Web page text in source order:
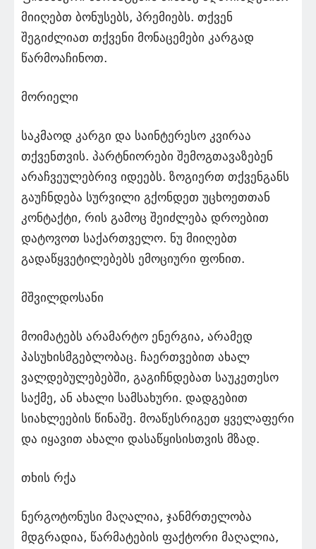
მიიღებთ ბონუსებს, პრემიებს. თქვენ
შეგიძლიათ თქვენი მონაცემები კარგად
წარმოაჩინოთ.
მორიელი
საკმაოდ კარგი და საინტერესო კვირაა
თქვენთვის. პარტნიორები შემოგთავაზებენ
არაჩვეულებრივ იდეებს. ზოგიერთ თქვენგანს
გაუჩნდება სურვილი გქონდეთ უცხოეთთან
კონტაქტი, რის გამოც შეიძლება დროებით
დატოვოთ საქართველო. ნუ მიიღებთ
გადაწყვეტილებებს ემოციური ფონით.
მშვილდოსანი
მოიმატებს არამარტო ენერგია, არამედ
პასუხისმგებლობაც. ჩაერთვებით ახალ
ვალდებულებებში, გაგიჩნდებათ საუკეთესო
საქმე, ან ახალი სამსახური. დადგებით
სიახლეების წინაშე. მოაწესრიგეთ ყველაფერი
და იყავით ახალი დასაწყისისთვის მზად.
თხის რქა
ნერგოტონუსი მაღალია, ჯანმრთელობა
მდგრადია, წარმატების ფაქტორი მაღალია,